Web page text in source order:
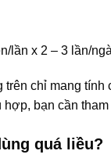
lần x 2 – 3 lần/
trên chỉ mang
bạn cần
quá liều?